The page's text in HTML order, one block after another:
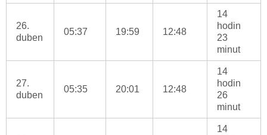
26.
duben
05:37 19:59 12:48
14
hodin
23
minut
27.
duben
05:35 20:01 12:48
14
hodin
26
minut
14